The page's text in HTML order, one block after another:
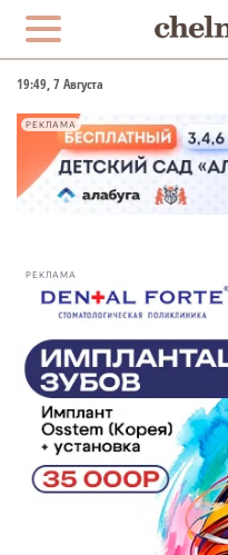
19:49, 7 Августа
РЕКЛАМА
РЕКЛАМА